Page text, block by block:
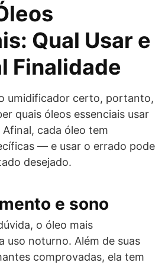
Qual Usar e
Finalidade
umidificador certo, portanto,
quais óleos essenciais usar
cada óleo tem
— e usar o errado pode
desejado.
e sono
o óleo mais
uso noturno. Além de suas
comprovadas, ela tem